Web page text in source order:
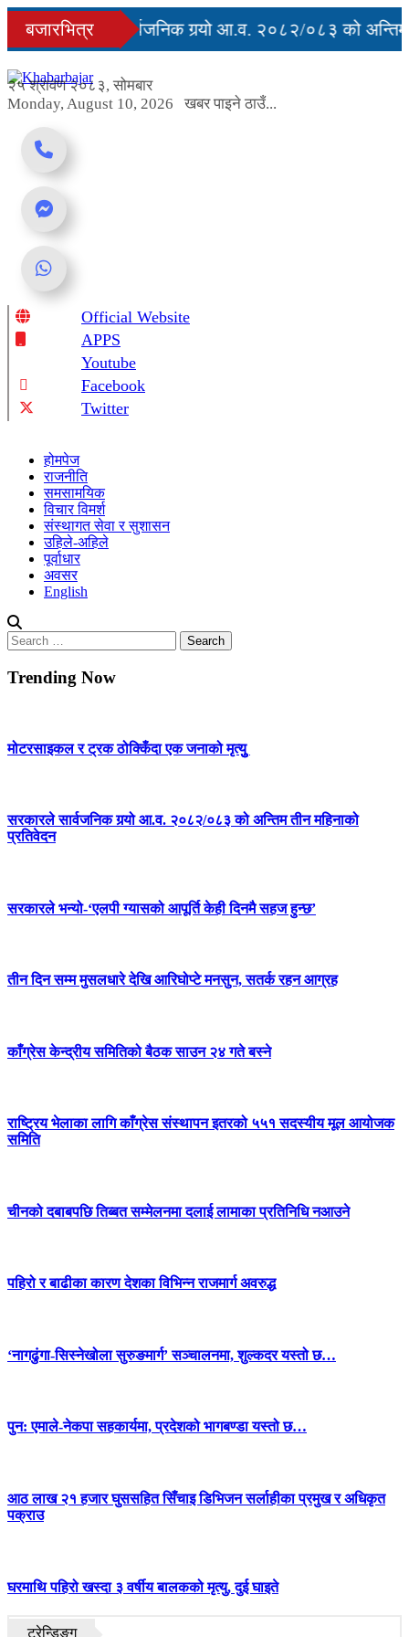
Skip
content
बजारभित्र
सरकारले सार्वजनिक गर्‍यो आ.व. २०८२/०८३ को अन्तिम
२५ श्रावण २०८३, सोमबार
Monday, August 10, 2026
खबर पाइने ठाउँ...
Online News Portal
Official Website
APPS
Youtube
Facebook
Twitter
होमपेज
राजनीति
समसामयिक
विचार विमर्श
संस्थागत सेवा र सुशासन
उहिले-अहिले
पूर्वाधार
अवसर
English
Search
for:
Trending Now
मोटरसाइकल र ट्रक ठोक्किँदा एक जनाको मृत्युु
सरकारले सार्वजनिक गर्‍यो आ.व. २०८२/०८३ को अन्तिम तीन महिनाको
प्रतिवेदन
सरकारले भन्यो-‘एलपी ग्यासको आपूर्ति केही दिनमै सहज हुन्छ’
तीन दिन सम्म मुसलधारे देखि आरिघोप्टे मनसुन, सतर्क रहन आग्रह
काँग्रेस केन्द्रीय समितिको बैठक साउन २४ गते बस्ने
राष्ट्रिय भेलाका लागि काँग्रेस संस्थापन इतरको ५५१ सदस्यीय मूल आयोजक
समिति
चीनको दबाबपछि तिब्बत सम्मेलनमा दलाई लामाका प्रतिनिधि नआउने
पहिरो र बाढीका कारण देशका विभिन्न राजमार्ग अवरुद्ध
‘नागढुंगा-सिस्नेखोला सुरुङमार्ग’ सञ्चालनमा, शुल्कदर यस्तो छ…
पुन: एमाले-नेकपा सहकार्यमा, प्रदेशको भागबण्डा यस्तो छ…
आठ लाख २१ हजार घुससहित सिँचाइ डिभिजन सर्लाहीका प्रमुख र अधिकृत
पक्राउ
घरमाथि पहिरो खस्दा ३ वर्षीय बालकको मृत्यु, दुई घाइते
ट्रेन्डिङ्ग